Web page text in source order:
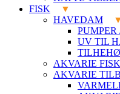
FISK
HAVEDAM
UV TIL
AKVARIE
AKVARIE